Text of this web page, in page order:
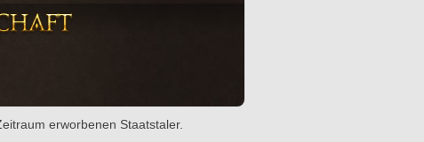
erworbenen Staatstaler.